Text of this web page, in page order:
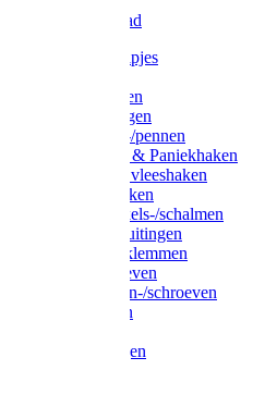
Waslijndraad
Simplexknipjes
Sleutelringen
Gelaste ringen
Borgveren-/pennen
Musketons & Paniekhaken
S-haken & vleeshaken
Karabijnhaken
Noodschakels-/schalmen
Harp-/D-sluitingen
Staaldraadklemmen
Spanschroeven
Ringmoeren-/schroeven
Puntkousen
Aanlegringen